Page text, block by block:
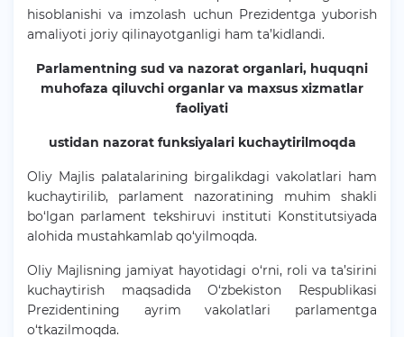
hisoblanishi va imzolash uchun Prezidentga yuborish
amaliyoti joriy qilinayotganligi ham ta’kidlandi.
Parlamentning sud va nazorat organlari, huquqni
muhofaza qiluvchi organlar va maxsus xizmatlar
faoliyati
ustidan nazorat funksiyalari kuchaytirilmoqda
Oliy Majlis palatalarining birgalikdagi vakolatlari ham
kuchaytirilib, parlament nazoratining muhim shakli
bo‘lgan parlament tekshiruvi instituti Konstitutsiyada
alohida mustahkamlab qo‘yilmoqda.
Oliy Majlisning jamiyat hayotidagi o‘rni, roli va ta’sirini
kuchaytirish maqsadida O‘zbekiston Respublikasi
Prezidentining ayrim vakolatlari parlamentga
o‘tkazilmoqda.